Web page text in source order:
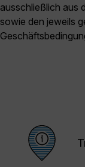
ausschließlich aus
sowie den jeweils